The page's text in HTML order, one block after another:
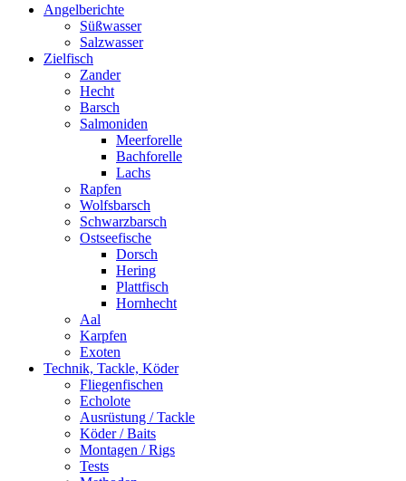
Angelberichte
Süßwasser
Salzwasser
Zielfisch
Zander
Hecht
Barsch
Salmoniden
Meerforelle
Bachforelle
Lachs
Rapfen
Wolfsbarsch
Schwarzbarsch
Ostseefische
Dorsch
Hering
Plattfisch
Hornhecht
Aal
Karpfen
Exoten
Technik, Tackle, Köder
Fliegenfischen
Echolote
Ausrüstung / Tackle
Köder / Baits
Montagen / Rigs
Tests